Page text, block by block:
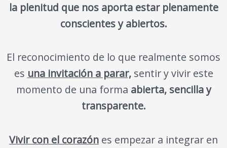
la plenitud que nos aporta estar plenamente
conscientes y abiertos.
El reconocimiento de lo que realmente somos
es una invitación a parar,sentir y vivir este
momento de una forma abierta, sencilla y
transparente.
Vivir con el corazón es empezar a integrar en